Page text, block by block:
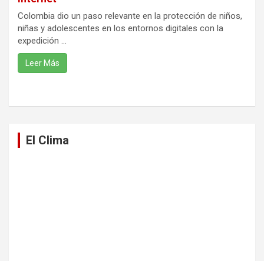
Colombia dio un paso relevante en la protección de niños,
niñas y adolescentes en los entornos digitales con la
expedición ...
Leer Más
El Clima